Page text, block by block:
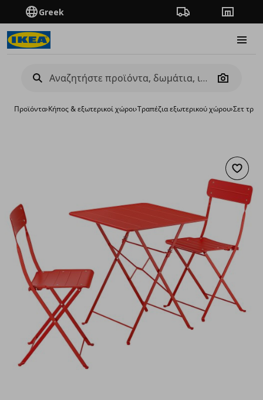
Greek Πορεία παραγγελίας
Camera
Προϊόντα›Κήπος & εξωτερικοί χώροι›Τραπέζια εξωτερικού χώρου›Σετ